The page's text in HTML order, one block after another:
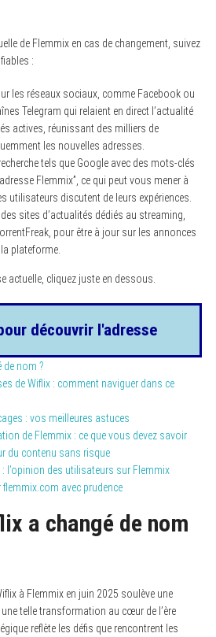
de Flemmix en cas de changement, suivez
:
les réseaux sociaux, comme Facebook ou
Telegram qui relaient en direct l’actualité
actives, réunissant des milliers de
les nouvelles adresses.
tels que Google avec des mots-clés
Flemmix”, ce qui peut vous mener à
utilisateurs discutent de leurs expériences.
sites d’actualités dédiés au streaming,
pour être à jour sur les annonces
plateforme.
actuelle, cliquez juste en dessous.
découvrir l'adresse
de nom ?
de Wiflix : comment naviguer dans ce
: vos meilleures astuces
de Flemmix : ce que vous devez savoir
du contenu sans risque
l’opinion des utilisateurs sur Flemmix
flemmix.com avec prudence
a changé de nom
à Flemmix en juin 2025 soulève une
telle transformation au cœur de l’ère
reflète les défis que rencontrent les